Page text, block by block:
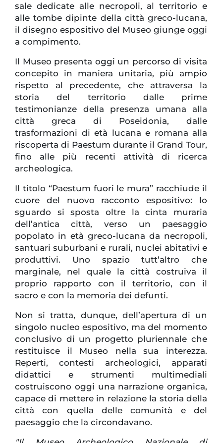
sale dedicate alle necropoli, al territorio e
alle tombe dipinte della città greco-lucana,
il disegno espositivo del Museo giunge oggi
a compimento.
Il Museo presenta oggi un percorso di visita
concepito in maniera unitaria, più ampio
rispetto al precedente, che attraversa la
storia del territorio dalle prime
testimonianze della presenza umana alla
città greca di Poseidonia, dalle
trasformazioni di età lucana e romana alla
riscoperta di Paestum durante il Grand Tour,
fino alle più recenti attività di ricerca
archeologica.
Il titolo “Paestum fuori le mura” racchiude il
cuore del nuovo racconto espositivo: lo
sguardo si sposta oltre la cinta muraria
dell’antica città, verso un paesaggio
popolato in età greco-lucana da necropoli,
santuari suburbani e rurali, nuclei abitativi e
produttivi. Uno spazio tutt’altro che
marginale, nel quale la città costruiva il
proprio rapporto con il territorio, con il
sacro e con la memoria dei defunti.
Non si tratta, dunque, dell’apertura di un
singolo nucleo espositivo, ma del momento
conclusivo di un progetto pluriennale che
restituisce il Museo nella sua interezza.
Reperti, contesti archeologici, apparati
didattici e strumenti multimediali
costruiscono oggi una narrazione organica,
capace di mettere in relazione la storia della
città con quella delle comunità e del
paesaggio che la circondavano.